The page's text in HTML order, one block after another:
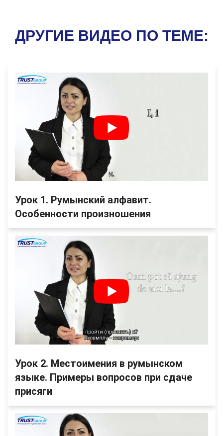
ДРУГИЕ ВИДЕО ПО ТЕМЕ:
Урок 1. Румынский алфавит.
Особенности произношения
Урок 2. Местоимения в румынском
языке. Примеры вопросов при сдаче
присяги